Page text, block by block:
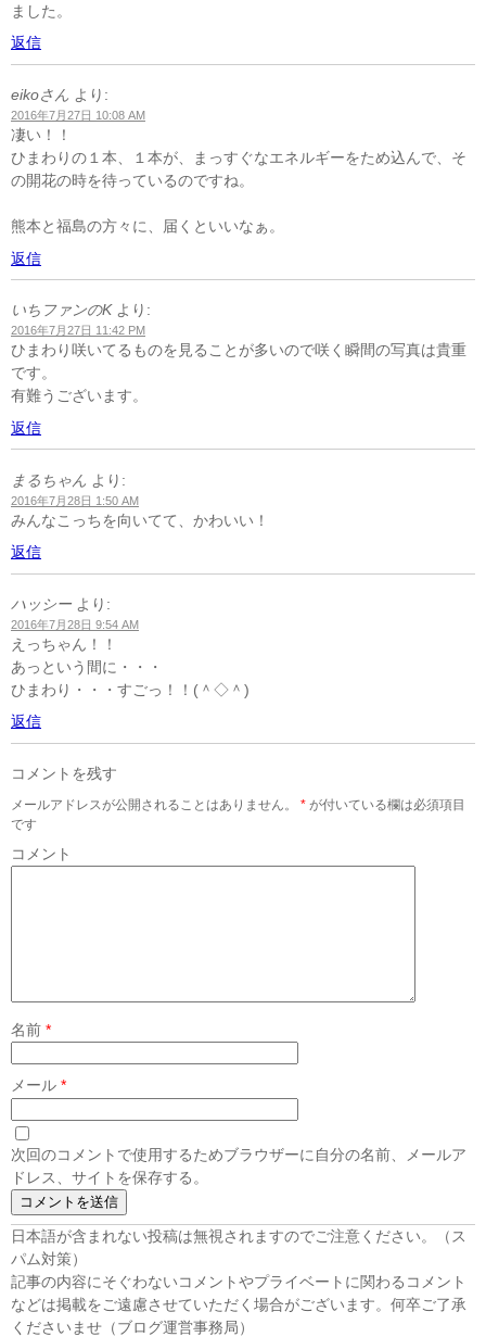
ました。
返信
eikoさん より:
2016年7月27日 10:08 AM
凄い！！
ひまわりの１本、１本が、まっすぐなエネルギーをため込んで、そ
の開花の時を待っているのですね。
熊本と福島の方々に、届くといいなぁ。
返信
いちファンのK より:
2016年7月27日 11:42 PM
ひまわり咲いてるものを見ることが多いので咲く瞬間の写真は貴重
です。
有難うございます。
返信
まるちゃん より:
2016年7月28日 1:50 AM
みんなこっちを向いてて、かわいい！
返信
ハッシー より:
2016年7月28日 9:54 AM
えっちゃん！！
あっという間に・・・
ひまわり・・・すごっ！！(＾◇＾)
返信
コメントを残す
メールアドレスが公開されることはありません。 * が付いている欄は必須項目
です
コメント
名前 *
メール *
次回のコメントで使用するためブラウザーに自分の名前、メールア
ドレス、サイトを保存する。
日本語が含まれない投稿は無視されますのでご注意ください。（ス
パム対策）
記事の内容にそぐわないコメントやプライベートに関わるコメント
などは掲載をご遠慮させていただく場合がございます。何卒ご了承
くださいませ（ブログ運営事務局）